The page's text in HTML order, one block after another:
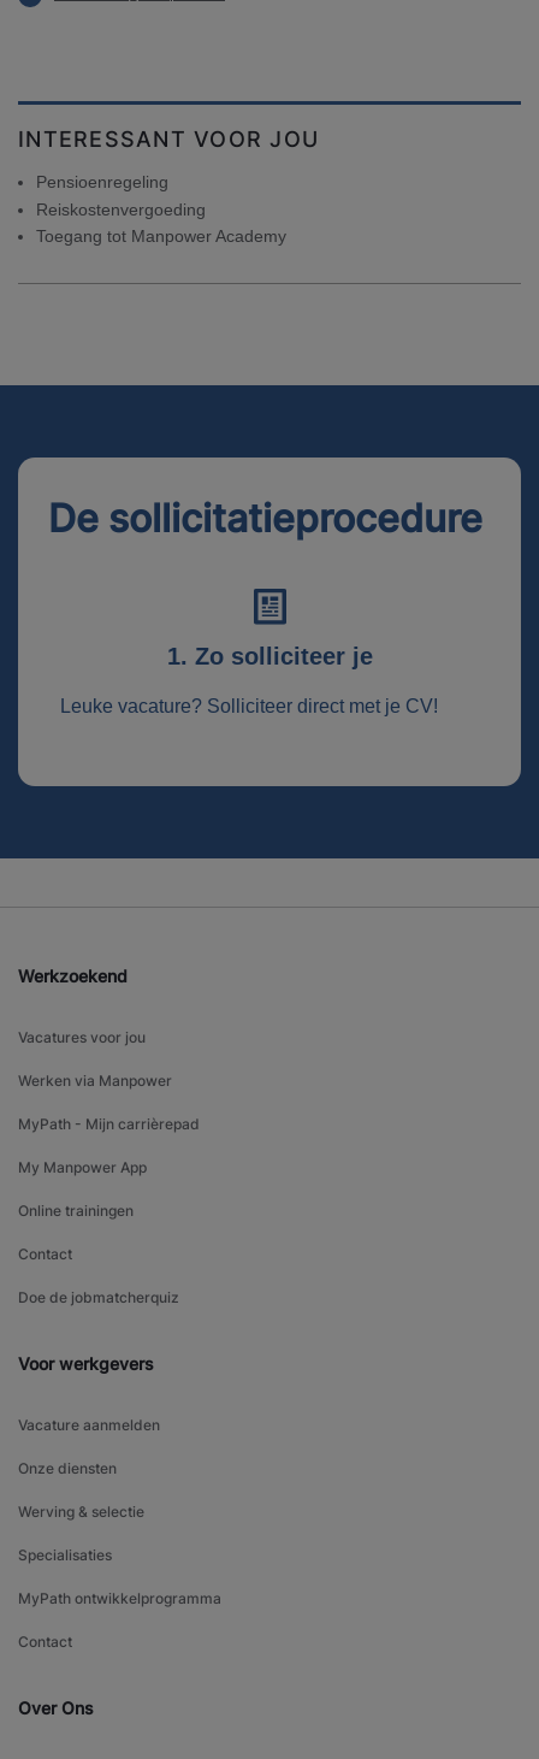
INTERESSANT VOOR JOU
Pensioenregeling
Reiskostenvergoeding
Toegang tot Manpower Academy
De sollicitatieprocedure
1. Zo solliciteer je
Leuke vacature? Solliciteer direct met je CV!
Werkzoekend
Vacatures voor jou
Werken via Manpower
MyPath - Mijn carrièrepad
My Manpower App
Online trainingen
Contact
Doe de jobmatcherquiz
Voor werkgevers
Vacature aanmelden
Onze diensten
Werving & selectie
Specialisaties
MyPath ontwikkelprogramma
Contact
Over Ons